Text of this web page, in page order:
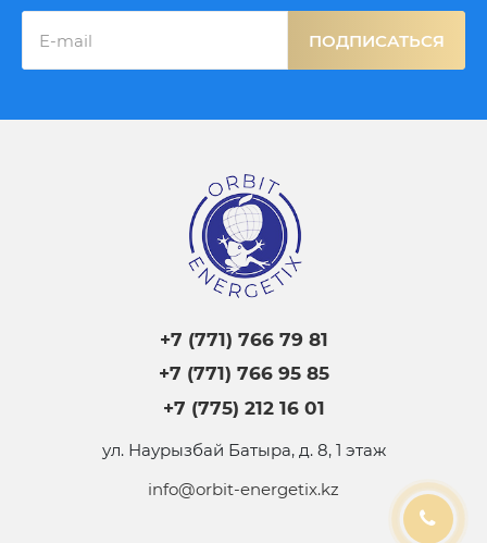
ПОДПИСАТЬСЯ
+7 (771) 766 79 81
+7 (771) 766 95 85
+7 (775) 212 16 01
ул. Наурызбай Батыра, д. 8, 1 этаж
info@orbit-energetix.kz